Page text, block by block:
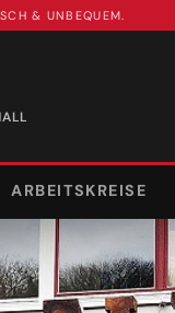
& UNBEQUEM.
ARBEITSKREISE